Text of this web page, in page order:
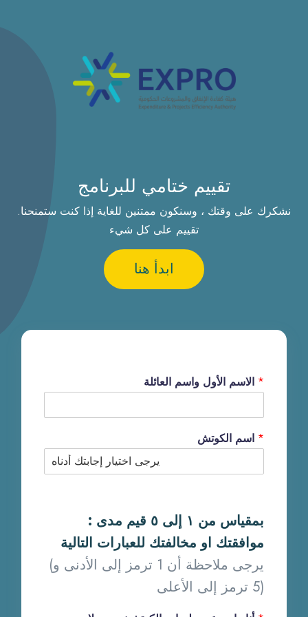
تقييم ختامي للبرنامج
.نشكرك على وقتك ، وسنكون ممتنين للغاية إذا كنت ستمنحنا
تقييم على كل شيء
ابدأ هنا
*
*
: بمقياس من ١ إلى ٥ قيم مدى
موافقتك او مخالفتك للعبارات التالية
(يرجى ملاحظة أن 1 ترمز إلى الأدنى و
5 ترمز إلى الأعلى)